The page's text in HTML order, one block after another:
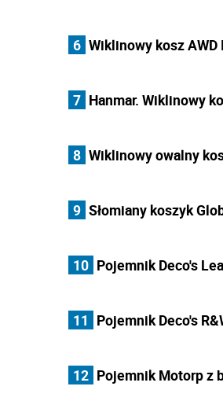
6 Wiklinowy kosz
7 Hanmar. Wiklinowy
8 Wiklinowy owalny
9 Słomiany koszyk
10 Pojemnik Deco's
11 Pojemnik Deco's
12 Pojemnik Motorp z